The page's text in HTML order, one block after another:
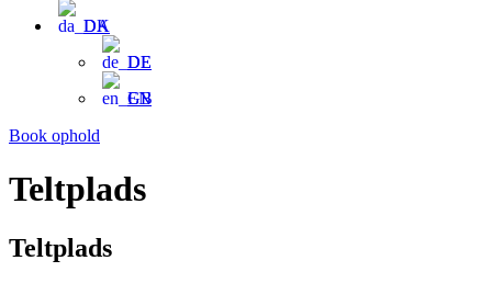
DA
DE
EN
Book ophold
Teltplads
Teltplads